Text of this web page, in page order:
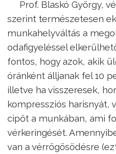
Prof. Blaskó György,
szerint természetesen
munkahelyváltás a
odafigyeléssel
fontos, hogy azok, akik
óránként álljanak fel 10
illetve ha visszeresek,
kompressziós harisnyát,
cipőt a munkában, ami
vérkeringését.
van a vérrögösödésre